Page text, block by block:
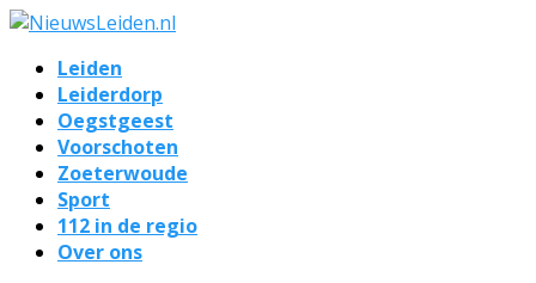
Leiden
Leiderdorp
Oegstgeest
Voorschoten
Zoeterwoude
Sport
112 in de regio
Over ons